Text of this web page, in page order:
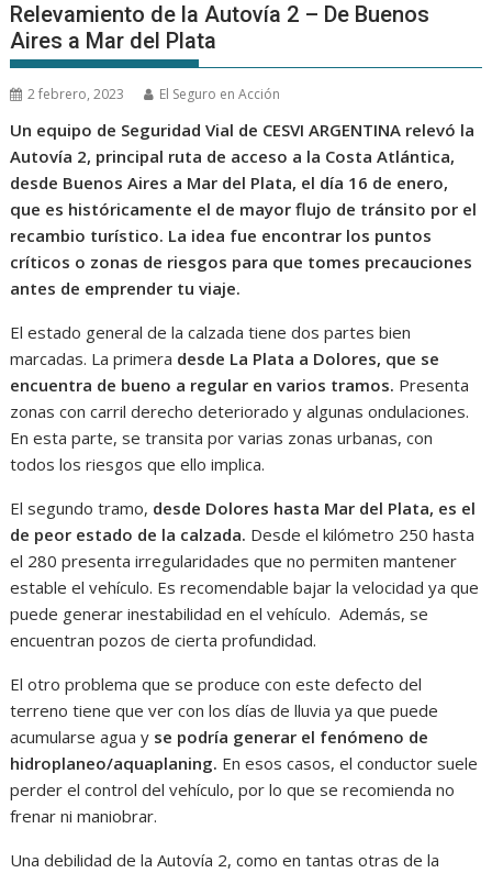
Relevamiento de la Autovía 2 – De Buenos
Aires a Mar del Plata
2 febrero, 2023 El Seguro en Acción
Un equipo de Seguridad Vial de CESVI ARGENTINA relevó la
Autovía 2, principal ruta de acceso a la Costa Atlántica,
desde Buenos Aires a Mar del Plata, el día 16 de enero,
que es históricamente el de mayor flujo de tránsito por el
recambio turístico. La idea fue encontrar los puntos
críticos o zonas de riesgos para que tomes precauciones
antes de emprender tu viaje.
El estado general de la calzada tiene dos partes bien
marcadas. La primera desde La Plata a Dolores, que se
encuentra de bueno a regular en varios tramos. Presenta
zonas con carril derecho deteriorado y algunas ondulaciones.
En esta parte, se transita por varias zonas urbanas, con
todos los riesgos que ello implica.
El segundo tramo, desde Dolores hasta Mar del Plata, es el
de peor estado de la calzada. Desde el kilómetro 250 hasta
el 280 presenta irregularidades que no permiten mantener
estable el vehículo. Es recomendable bajar la velocidad ya que
puede generar inestabilidad en el vehículo. Además, se
encuentran pozos de cierta profundidad.
El otro problema que se produce con este defecto del
terreno tiene que ver con los días de lluvia ya que puede
acumularse agua y se podría generar el fenómeno de
hidroplaneo/aquaplaning. En esos casos, el conductor suele
perder el control del vehículo, por lo que se recomienda no
frenar ni maniobrar.
Una debilidad de la Autovía 2, como en tantas otras de la